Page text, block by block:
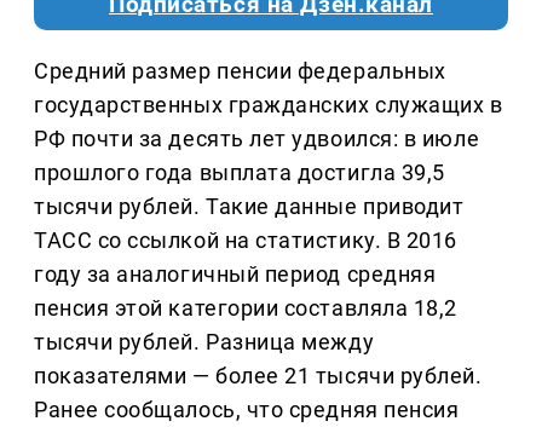
Подписаться на Дзен.канал
Средний размер пенсии федеральных
государственных гражданских служащих в
РФ почти за десять лет удвоился: в июле
прошлого года выплата достигла 39,5
тысячи рублей. Такие данные приводит
ТАСС со ссылкой на статистику. В 2016
году за аналогичный период средняя
пенсия этой категории составляла 18,2
тысячи рублей. Разница между
показателями — более 21 тысячи рублей.
Ранее сообщалось, что средняя пенсия